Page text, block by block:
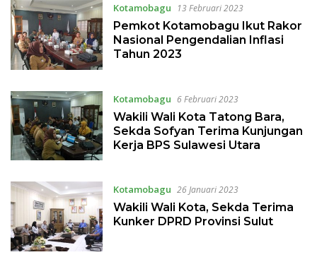
Kotamobagu 13 Februari 2023
Pemkot Kotamobagu Ikut Rakor
Nasional Pengendalian Inflasi
Tahun 2023
Kotamobagu 6 Februari 2023
Wakili Wali Kota Tatong Bara,
Sekda Sofyan Terima Kunjungan
Kerja BPS Sulawesi Utara
Kotamobagu 26 Januari 2023
Wakili Wali Kota, Sekda Terima
Kunker DPRD Provinsi Sulut